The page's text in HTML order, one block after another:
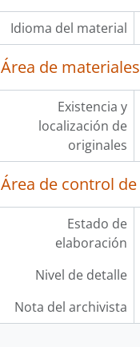
Idioma del material
Área de
Existencia y
localización de
originales
Área de control
Estado de
elaboración
Nivel de detalle
Nota del archivista